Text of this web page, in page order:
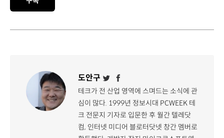
도안구
테크가 전 산업 영역에 스며드는 소식에 관
심이 많다. 1999년 정보시대 PCWEEK 테
크 전문지 기자로 입문한 후 월간 텔레닷
컴, 인터넷 미디어 블로터닷넷 창간 멤버로